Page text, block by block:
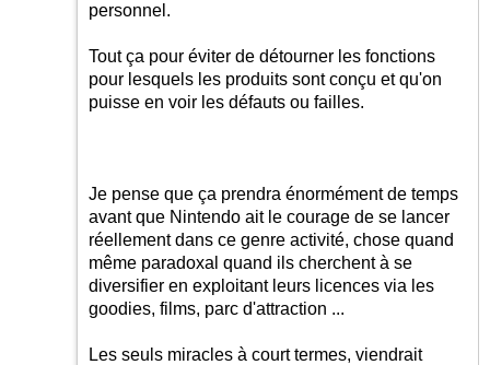
personnel.
Tout ça pour éviter de détourner les fonctions
pour lesquels les produits sont conçu et qu'on
puisse en voir les défauts ou failles.
Je pense que ça prendra énormément de temps
avant que Nintendo ait le courage de se lancer
réellement dans ce genre activité, chose quand
même paradoxal quand ils cherchent à se
diversifier en exploitant leurs licences via les
goodies, films, parc d'attraction ...
Les seuls miracles à court termes, viendrait